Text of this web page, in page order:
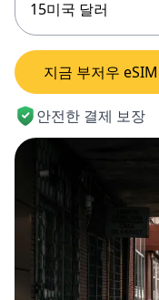
15미국 달러
지금 부저우
안전한 결제 보장